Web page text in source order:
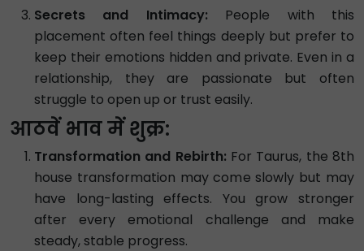
Secrets and Intimacy: People with this
placement often feel things deeply but prefer to
keep their emotions hidden and private. Even in a
relationship, they are passionate but often
struggle to open up or trust easily.
आठवें भाव में शुक्र:
Transformation and Rebirth: For Taurus, the 8th
house transformation may come slowly but may
have long-lasting effects. You grow stronger
after every emotional challenge and make
steady, stable progress.